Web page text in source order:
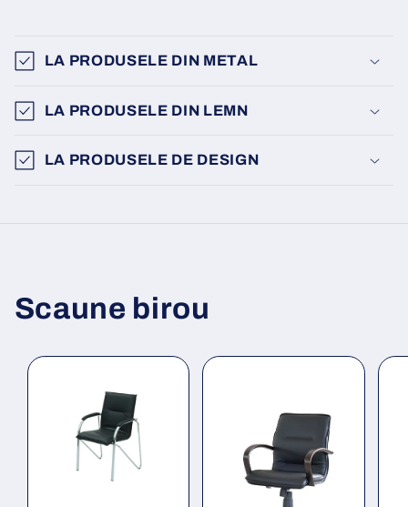
LA PRODUSELE DIN METAL
LA PRODUSELE DIN LEMN
LA PRODUSELE DE DESIGN
Scaune birou